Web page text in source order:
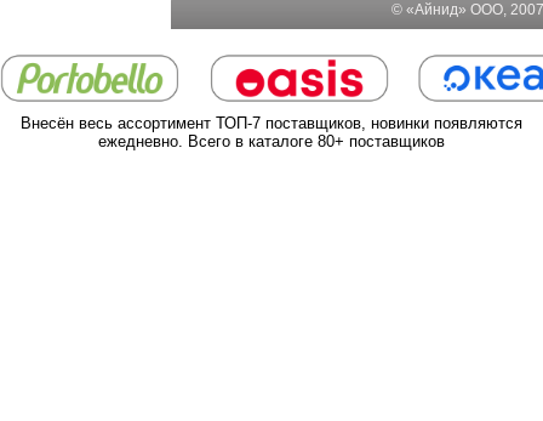
© «Айнид» ООО,
Внесён весь ассортимент ТОП-7 поставщиков, новинки появляются
ежедневно. Всего в каталоге 80+ поставщиков